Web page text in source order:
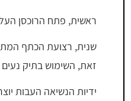
ראשית, פתח הרוכסן
שנית, רצועת הכתף
זאת, השימוש בתיק נעים
ידיות הנשיאה העבות